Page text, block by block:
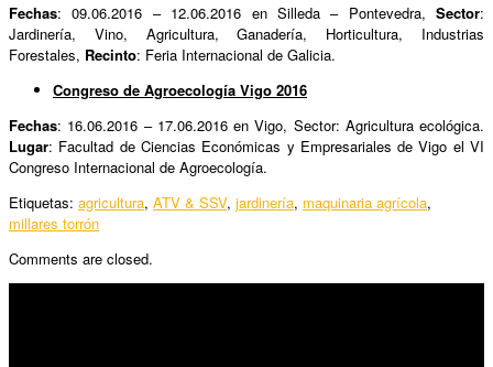
Fechas: 09.06.2016 – 12.06.2016 en Silleda – Pontevedra, Sector:
Jardinería, Vino, Agricultura, Ganadería, Horticultura, Industrias
Forestales, Recinto: Feria Internacional de Galicia.
Congreso de Agroecología Vigo 2016
Fechas: 16.06.2016 – 17.06.2016 en Vigo, Sector: Agricultura ecológica.
Lugar: Facultad de Ciencias Económicas y Empresariales de Vigo el VI
Congreso Internacional de Agroecología.
Etiquetas: agricultura, ATV & SSV, jardinería, maquinaria agrícola,
millares torrón
Comments are closed.